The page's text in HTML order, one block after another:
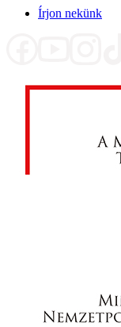
Írjon nekünk